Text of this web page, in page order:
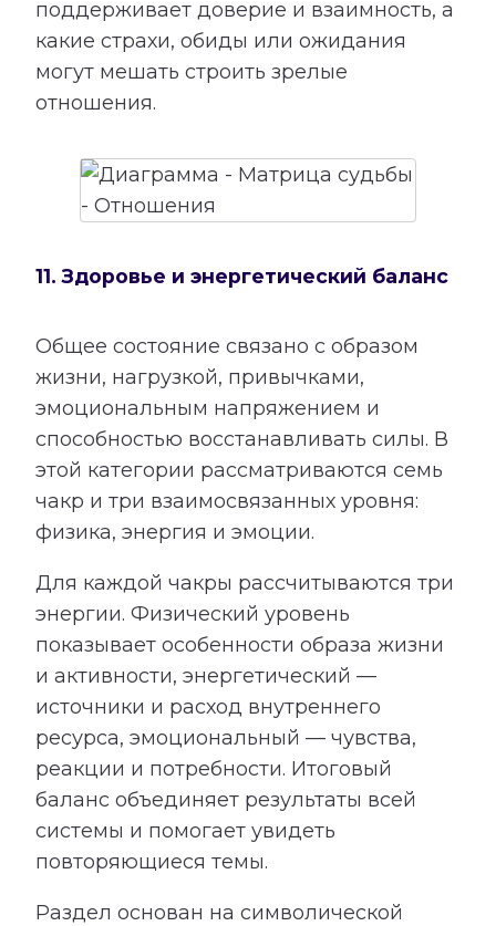
поддерживает доверие и взаимность, а
какие страхи, обиды или ожидания
могут мешать строить зрелые
отношения.
11. Здоровье и энергетический баланс
Общее состояние связано с образом
жизни, нагрузкой, привычками,
эмоциональным напряжением и
способностью восстанавливать силы. В
этой категории рассматриваются семь
чакр и три взаимосвязанных уровня:
физика, энергия и эмоции.
Для каждой чакры рассчитываются три
энергии. Физический уровень
показывает особенности образа жизни
и активности, энергетический —
источники и расход внутреннего
ресурса, эмоциональный — чувства,
реакции и потребности. Итоговый
баланс объединяет результаты всей
системы и помогает увидеть
повторяющиеся темы.
Раздел основан на символической